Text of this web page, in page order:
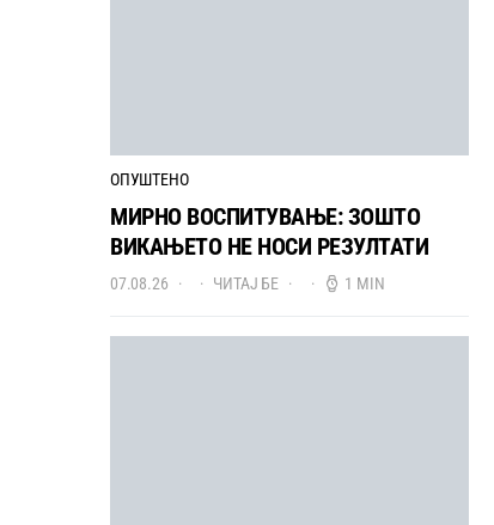
ОПУШТЕНО
МИРНО ВОСПИТУВАЊЕ: ЗОШТО
ВИКАЊЕТО НЕ НОСИ РЕЗУЛТАТИ
07.08.26 ЧИТАЈ БЕ 1 MIN